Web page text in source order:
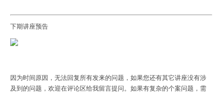
下期讲座预告
因为时间原因，无法回复所有发来的问题，如果您还有其它讲座没有涉
及到的问题，欢迎在评论区给我留言提问。如果有复杂的个案问题，需